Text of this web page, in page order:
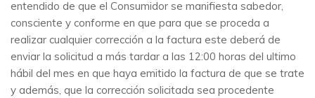
entendido de que el Consumidor se manifiesta sabedor,
consciente y conforme en que para que se proceda a
realizar cualquier corrección a la factura este deberá de
enviar la solicitud a más tardar a las 12:00 horas del ultimo
hábil del mes en que haya emitido la factura de que se trate
y además, que la corrección solicitada sea procedente